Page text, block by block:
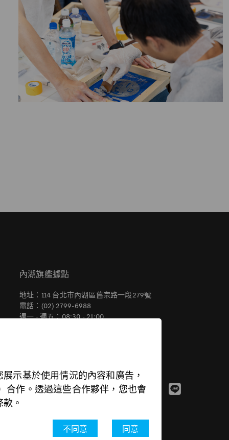
示基於使用情況的內容和廣告，
合作。透過這些合作夥伴，您也會
。
不同意 同意
內湖旗艦據點
地址：114 台北市內湖區舊宗路一段279號
電話：(02) 2799-6988
週一 - 週五：08:30 - 21:00